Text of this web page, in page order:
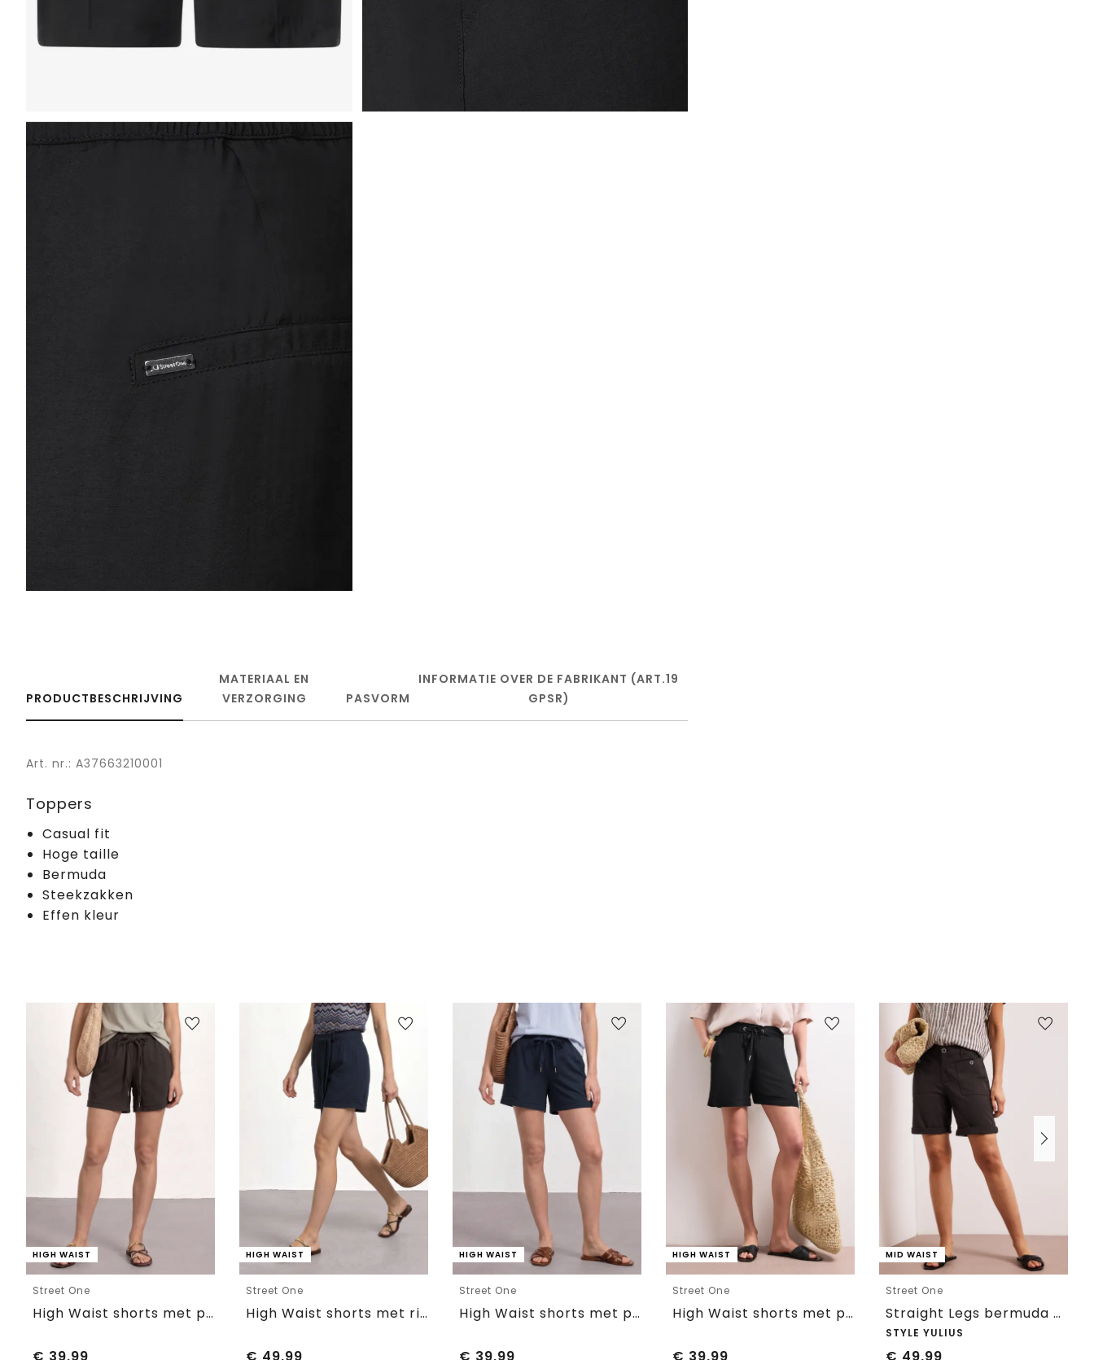
PRODUCTBESCHRIJVING
MATERIAAL EN
VERZORGING
PASVORM
INFORMATIE OVER DE FABRIKANT (ART.19
GPSR)
Art. nr.: A37663210001
Toppers
Casual fit
Hoge taille
Bermuda
Steekzakken
Effen kleur
HIGH WAIST
Street One
High Waist shorts met paperbag tailleband
HIGH WAIST
Street One
High Waist shorts met riem
HIGH WAIST
Street One
High Waist shorts met paperbag tailleband
HIGH WAIST
Street One
High Waist shorts met paperbag tailleband
MID WAIST
Street One
Straight Legs bermuda met omslag
STYLE YULIUS